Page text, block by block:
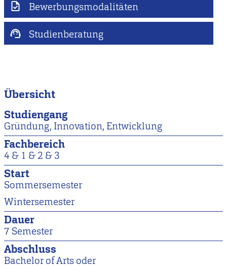
Bewerbungsmodalitäten
Studienberatung
Übersicht
Studiengang
Gründung, Innovation, Entwicklung
Fachbereich
4 & 1 &2 & 3
Start
Sommersemester
Wintersemester
Dauer
7 Semester
Abschluss
Bachelor of Arts oder